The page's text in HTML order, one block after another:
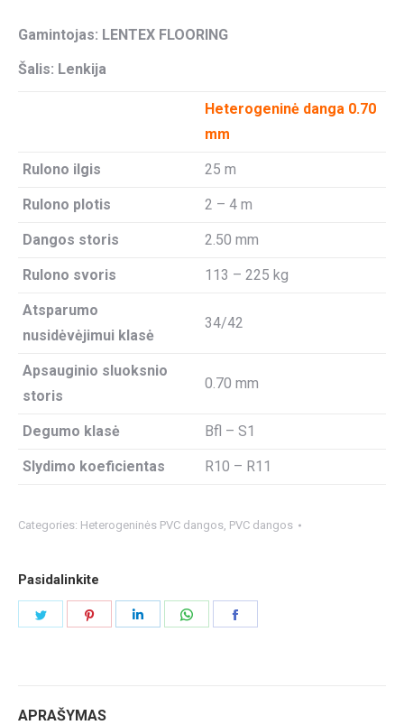
Gamintojas: LENTEX FLOORING
Šalis: Lenkija
Heterogeninė danga 0.70
mm
Rulono ilgis 25 m
Rulono plotis 2 – 4 m
Dangos storis 2.50 mm
Rulono svoris 113 – 225 kg
Atsparumo
nusidėvėjimui klasė
34/42
Apsauginio sluoksnio
storis
0.70 mm
Degumo klasė Bfl – S1
Slydimo koeficientas R10 – R11
Categories: Heterogeninės PVC dangos, PVC dangos
Pasidalinkite
APRAŠYMAS